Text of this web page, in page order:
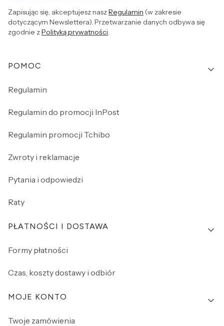
Zapisując się, akceptujesz naszRegulamin (w zakresie
dotyczącym Newslettera). Przetwarzanie danych odbywa się
zgodnie zPolityką prywatności.
Linki w stopce
POMOC
Regulamin
Regulamin do promocji InPost
Regulamin promocji Tchibo
Zwroty i reklamacje
Pytania i odpowiedzi
Raty
PŁATNOŚCI I DOSTAWA
Formy płatności
Czas, koszty dostawy i odbiór
MOJE KONTO
Twoje zamówienia